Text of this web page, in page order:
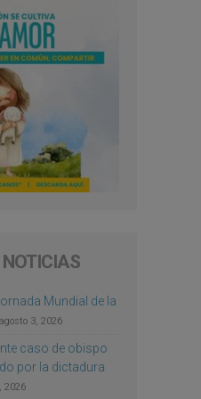
Mundial de la
agosto 3, 2026
caso de obispo
por la dictadura
2026